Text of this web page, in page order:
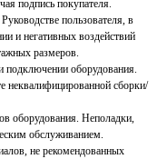
подпись покупателя.
пользователя, в
и негативных воздействий
размеров.
подключении оборудования.
неквалифицированной сборки/
оборудования. Неполадки,
обслуживанием.
не рекомендованных